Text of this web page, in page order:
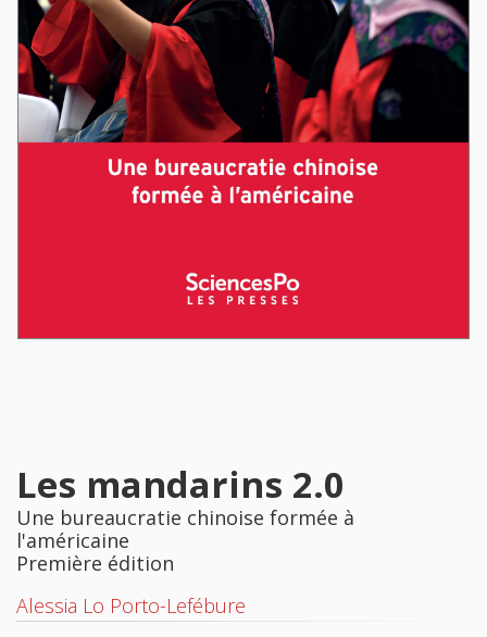
Les mandarins 2.0
Une bureaucratie chinoise formée à
l'américaine
Première édition
Alessia Lo Porto-Lefébure